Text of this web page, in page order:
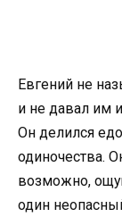
Евгений не
и не давал им
Он делился
одиночества.
возможно,
один